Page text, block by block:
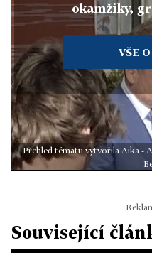
okamžiky,
VŠE
Přehled tématu vytvořila Aika -
Související